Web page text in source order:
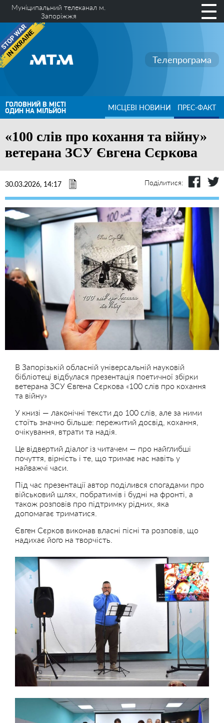
Муніципальний телеканал м.
Запоріжжя
Телепрограма
ГОЛОВНИЙ В МІСТІ
ОДИН НА МІЛЬЙОН МІСЦЕВІ НОВИНИ ПРЕС-ФАКТ
«100 слів про кохання та війну»
ветерана ЗСУ Євгена Сєркова
30.03.2026, 14:17 Поділитися:
В Запорізькій обласній універсальній науковій
бібліотеці відбулася презентація поетичної збірки
ветерана ЗСУ Євгена Сєркова «100 слів про кохання
та війну»
У книзі — лаконічні тексти до 100 слів, але за ними
стоїть значно більше: пережитий досвід, кохання,
очікування, втрати та надія.
Це відвертий діалог із читачем — про найглибші
почуття, вірність і те, що тримає нас навіть у
найважчі часи.
Під час презентації автор поділився спогадами про
військовий шлях, побратимів і будні на фронті, а
також розповів про підтримку рідних, яка
допомагає триматися.
Євген Сєрков виконав власні пісні та розповів, що
надихає його на творчість.